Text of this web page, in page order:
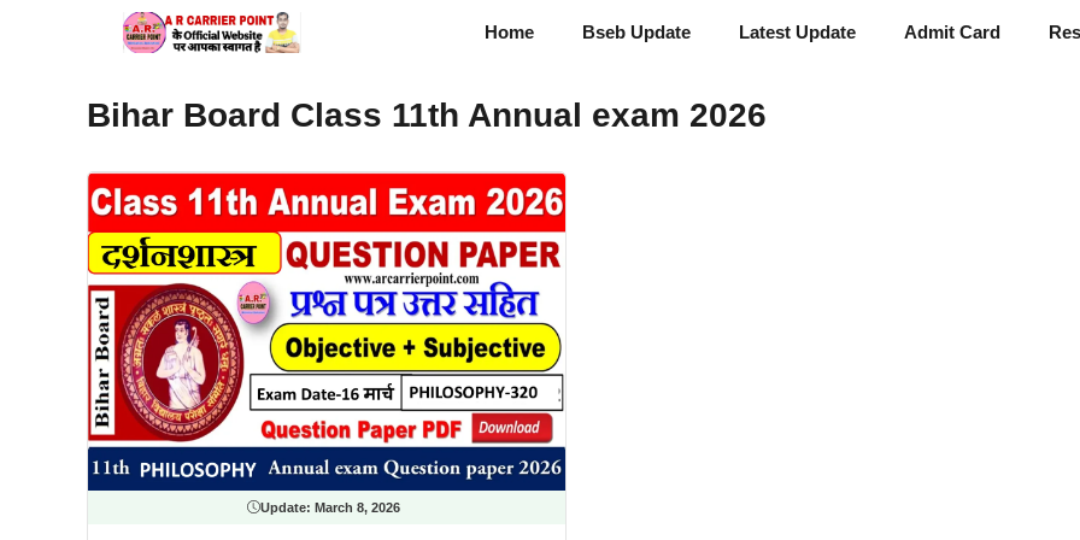
Home Bseb Update Latest Update Admit Card
Bihar Board Class 11th Annual exam 2026
Update: March 8, 2026